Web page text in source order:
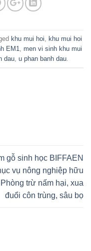
khu mui hoi khu mui hoi
EM1
men vi sinh khu mui
dau, u phan banh dau.
gỗ sinh học BIFFAEN
vụ nông nghiệp hữu
trừ nấm hại, xua
đuổi côn trùng, sâu bọ